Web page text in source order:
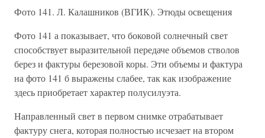
Фото 141. Л. Калашников (ВГИК). Этюды освещения
Фото 141 а показывает, что боковой солнечный свет
способствует выразительной передаче объемов стволов
берез и фактуры березовой коры. Эти объемы и фактура
на фото 141 б выражены слабее, так как изображение
здесь приобретает характер полусилуэта.
Направленный свет в первом снимке отрабатывает
фактуру снега, которая полностью исчезает на втором